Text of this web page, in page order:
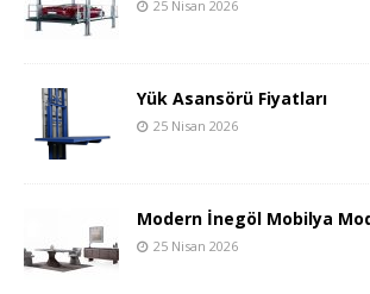
25 Nisan 2026
Yük Asansörü Fiyatları
25 Nisan 2026
Modern İnegöl Mobilya
25 Nisan 2026